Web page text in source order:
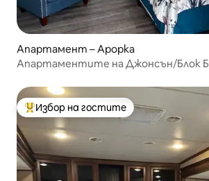
Апартамент – Apopka
Апартаментите на Джонсън/Блок Б
Най-популярен избор на гостите
Избор на гостите